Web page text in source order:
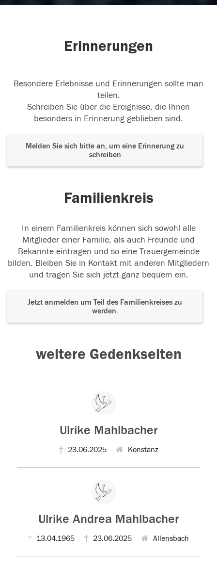
Erinnerungen
Besondere Erlebnisse und Erinnerungen sollte man
teilen.
Schreiben Sie über die Ereignisse, die Ihnen
besonders in Erinnerung geblieben sind.
Melden Sie sich bitte an, um eine Erinnerung zu
schreiben
Familienkreis
In einem Familienkreis können sich sowohl alle
Mitglieder einer Familie, als auch Freunde und
Bekannte eintragen und so eine Trauergemeinde
bilden. Bleiben Sie in Kontakt mit anderen Mitgliedern
und tragen Sie sich jetzt ganz bequem ein.
Jetzt anmelden um Teil des Familienkreises zu
werden.
weitere Gedenkseiten
Ulrike Mahlbacher
23.06.2025 Konstanz
Ulrike Andrea Mahlbacher
13.04.1965 23.06.2025 Allensbach